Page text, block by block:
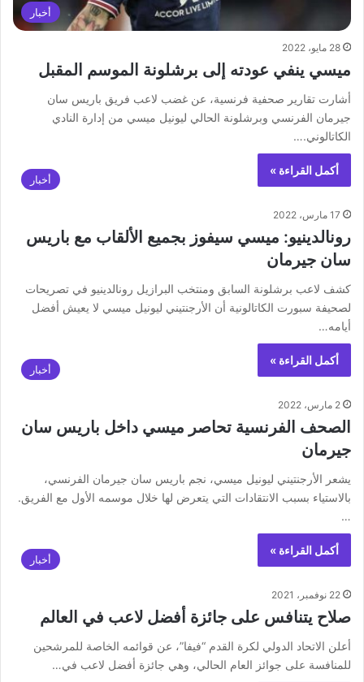
أخبار
28 مايو، 2022
ميسي ينفي عودته إلى برشلونة الموسم المقبل
أشارت تقارير صحفية فرنسية، عن غضب لاعب فريق باريس سان
جيرمان الفرنسي وبرشلونة الحالي ليونيل ميسي من إدارة النادي
الكاتالوني.…
أكمل القراءة »
أخبار
17 مارس، 2022
رونالدينيو: ميسي سيفوز بجميع الألقاب مع باريس
سان جيرمان
كشف لاعب برشلونة السابق ومنتخب البرازيل رونالدينيو في تصريحات
لصحيفة سبورت الكاتالونية أن الأرجنتيني ليونيل ميسي لا يعيش أفضل
أيامه…
أكمل القراءة »
أخبار
2 مارس، 2022
الصحف الفرنسية تحاصر ميسي داخل باريس سان
جيرمان
‏يشعر الأرجنتيني ليونيل ‎ميسي، نجم ‎باريس سان جيرمان الفرنسي،
بالاستياء بسبب الانتقادات التي يتعرض لها خلال موسمه الأول مع الفريق.
…
أكمل القراءة »
أخبار
22 نوفمبر، 2021
صلاح يتنافس على جائزة أفضل لاعب في العالم
أعلن الاتحاد الدولي لكرة القدم “فيفا”، عن قوائمه الخاصة للمرشحين
للمنافسة على جوائز العام الحالي، وهي جائزة أفضل لاعب في…